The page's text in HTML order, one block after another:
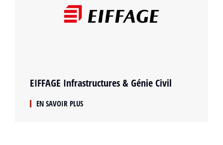
EIFFAGE Infrastructures & Génie Civil
EN SAVOIR PLUS